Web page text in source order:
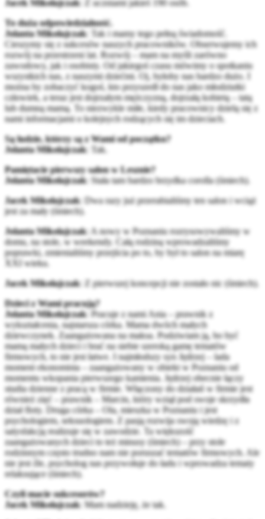
Jacek Mikołajczak: Z uczniami jakieś 190 osób.
To duża odpowiedzialność.
Jolanta Mikołajczak: Tak i mamy tego pełną świadomość.
Cieszymy się z sukcesów naszych pracowników. Obserwujemy ich
rozwój na przestrzeni lat. Rozwój – mam na myśli zarówno
zawodowy, jak i osobisty. Od jakiegoś czasu mówimy o spotkaniu
wszystkich nas, z naszymi dziećmi. Oj, byłoby nas bardzo dużo. I
można by zobaczyć kogoś, kto przyszedł do nas jako młodziutki
człowiek, a teraz jest dojrzałym mężczyzną, dojrzałą kobietą – tatą
lub dumną mamą. To niezwykle miłe, kiedy pracownicy dzielą się z
nami informacjami o kolejnych rodzących się im dzieciach.
Są ludzie, którzy są z Wami od początku?
Jolanta Mikołajczak: Tak.
Pamiętacie pierwszy salon w Lesznie?
Jolanta Mikołajczak: Stała tam bardzo brzydka corolla (śmiech).
Jacek Mikołajczak: Dwa razy już przerabialiśmy ten salon i wciąż
jest za mały (śmiech).
Jolanta Mikołajczak: A nowy w Poznaniu rozrysowywaliśmy w
domu, na stole, w weekendy. Całą rodziną wprowadzaliśmy
poprawki, zmienialiśmy przejścia po to, by był to salon na miarę
XXI wieku.
Jacek Mikołajczak: Z pierwszej koncepcji nie zostało nic (śmiech).
Dzieci z Wami pracują?
Jolanta Mikołajczak: Pracuje z nami Ania – prawnik z
wykształcenia, najstarsza córka. Mama dwóch małych
dziewczynek. Zaangażowana na maksa. Podziwiam ją, bo być
mamą małych dzieci i brać na siebie szeroką gamę tematów
firmowych, to nie jest łatwe. I najmłodszy syn Jędrzej – lada
moment ekonomista – zaangażowany w obiekt w Poznaniu od
momentu wkopania pierwszego kamienia. Jędrzej obecnie łączy
studia dzienne z pracą w firmie. Włączony do działań w firmie jest
również zięć – prawnik – Marcin, który wziął pod swoje skrzydła
dział floty. Druga córka – Ola, mieszka w Poznaniu i jest
psychologiem, seksuologiem. Z pasją rozwija swoją wiedzę i z
satysfakcją realizuje się w zawodzie. Ta większość
zaangażowanych dzieci to też minusy (śmiech) – przy stole
rodzinnym często trudno nam nie poruszać tematów firmowych. Ale
nie jest źle, psycholog nas przywołuje do ładu i wprowadza tematy
relaksujące (śmiech).
Czyli macie sukcesorów?
Jacek Mikołajczak: Mam nadzieję, że tak.